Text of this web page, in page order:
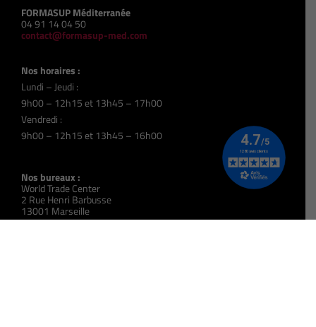
FORMASUP Méditerranée
04 91 14 04 50
contact@formasup-med.com
Nos horaires :
Lundi – Jeudi :
9h00 – 12h15 et 13h45 – 17h00
Vendredi :
9h00 – 12h15 et 13h45 – 16h00
Nos bureaux :
World Trade Center
2 Rue Henri Barbusse
13001 Marseille